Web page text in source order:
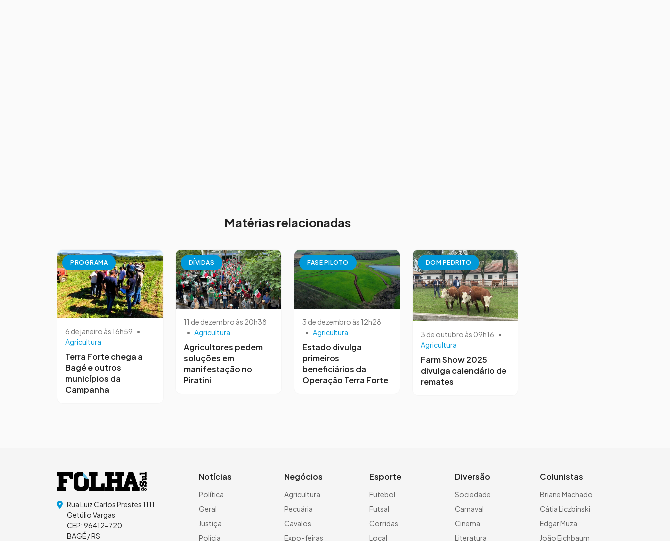
Matérias relacionadas
PROGRAMA
6 de janeiro às 16h59 •
Agricultura
Terra Forte chega a
Bagé e outros
municípios da
Campanha
DÍVIDAS
11 de dezembro às 20h38
• Agricultura
Agricultores pedem
soluções em
manifestação no
Piratini
FASE PILOTO
3 de dezembro às 12h28
• Agricultura
Estado divulga
primeiros
beneficiários da
Operação Terra Forte
DOM PEDRITO
3 de outubro às 09h16 •
Agricultura
Farm Show 2025
divulga calendário de
remates
Rua Luiz Carlos Prestes 1111
Getúlio Vargas
CEP: 96412-720
BAGÉ / RS
Notícias
Política
Geral
Justiça
Polícia
Negócios
Agricultura
Pecuária
Cavalos
Expo-feiras
Esporte
Futebol
Futsal
Corridas
Local
Diversão
Sociedade
Carnaval
Cinema
Literatura
Colunistas
Briane Machado
Cátia Liczbinski
Edgar Muza
João Eichbaum